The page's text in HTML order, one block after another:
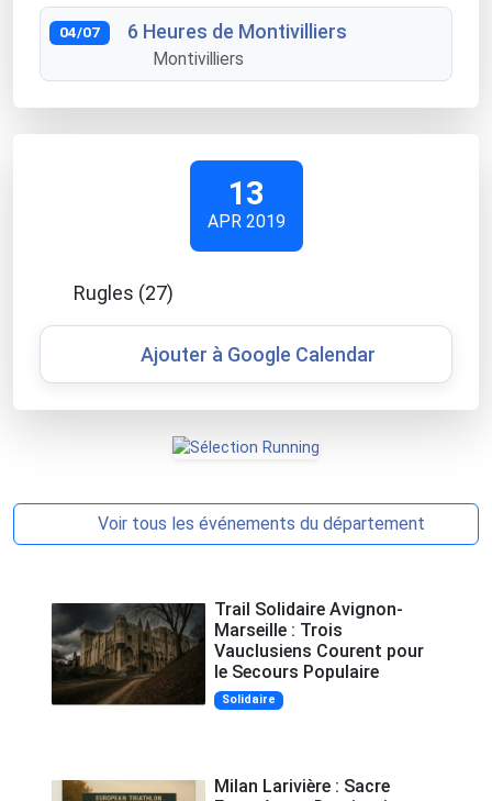
04/07 6 Heures de Montivilliers
Montivilliers
13
APR 2019
Rugles (27)
Ajouter à Google Calendar
Voir tous les événements du département
Trail Solidaire Avignon-
Marseille : Trois
Vauclusiens Courent pour
le Secours Populaire
Solidaire
Milan Larivière : Sacre